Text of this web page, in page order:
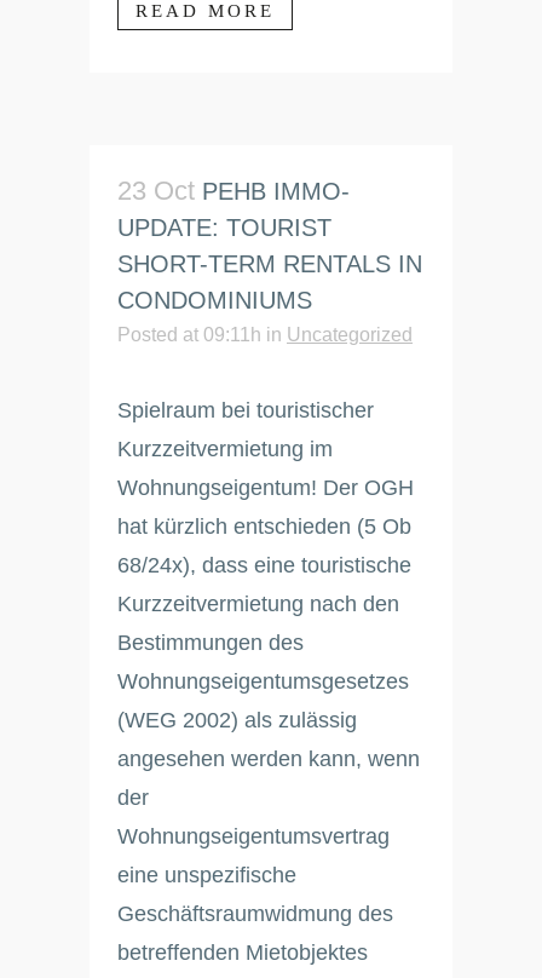
READ MORE
23 Oct PEHB IMMO-
UPDATE: TOURIST
SHORT-TERM RENTALS IN
CONDOMINIUMS
Posted at 09:11h in Uncategorized
Spielraum bei touristischer
Kurzzeitvermietung im
Wohnungseigentum! Der OGH
hat kürzlich entschieden (5 Ob
68/24x), dass eine touristische
Kurzzeitvermietung nach den
Bestimmungen des
Wohnungseigentumsgesetzes
(WEG 2002) als zulässig
angesehen werden kann, wenn
der
Wohnungseigentumsvertrag
eine unspezifische
Geschäftsraumwidmung des
betreffenden Mietobjektes